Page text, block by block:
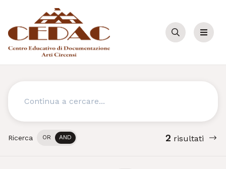
Cerca Menu
Cerca
Ricerca OR AND 2 risultati